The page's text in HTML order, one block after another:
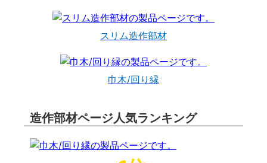
スリム造作部材
巾木/回り縁
造作部材ページ人気ランキング